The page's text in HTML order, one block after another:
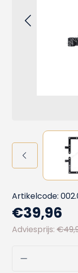
Artikelcode:
€39,96
Adviesprijs: